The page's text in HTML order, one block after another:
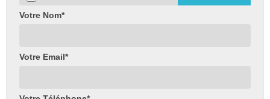
Votre Nom*
Votre Email*